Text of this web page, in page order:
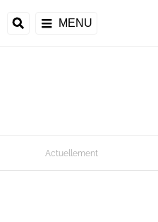
MENU
Actuellement